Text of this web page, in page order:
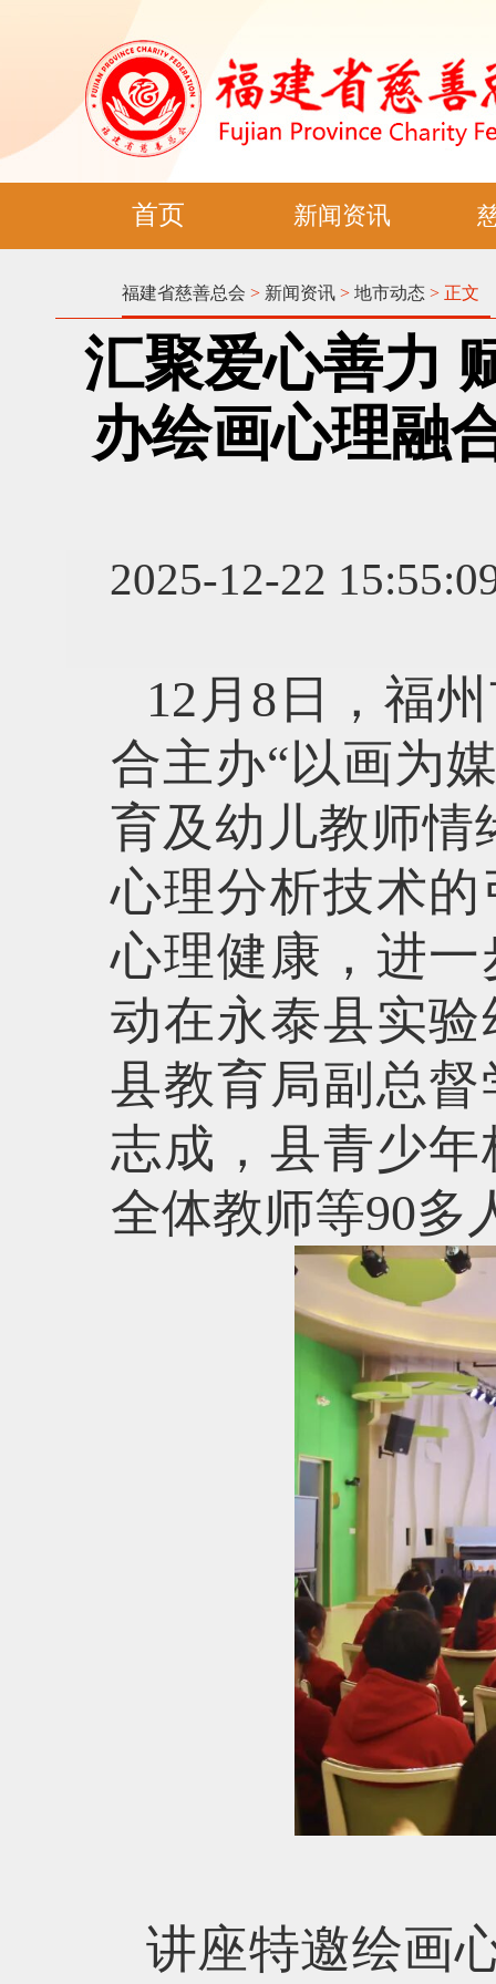
首页 新闻资讯
福建省慈善总会 > 新闻资讯 > 地市动态 > 正文
汇聚爱心善力
办绘画心理融
2025-12-22
12月8日，福
合主办“以画为
育及幼儿教师情
心理分析技术
心理健康，进
动在永泰县实
县教育局副总
志成，县青少
全体教师等90多
讲座特邀绘画